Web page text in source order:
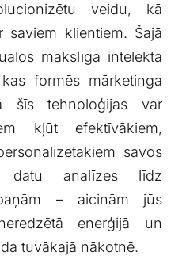
​veidu, kā
saviem klientiem. Šajā
mākslīgā intelekta‌
formēs mārketinga
šīs tehnoloģijas ‍var
kļūt efektīvākiem,
savos
datu analīzes līdz
– aicinām jūs
enerģijā un
tuvākajā nākotnē.